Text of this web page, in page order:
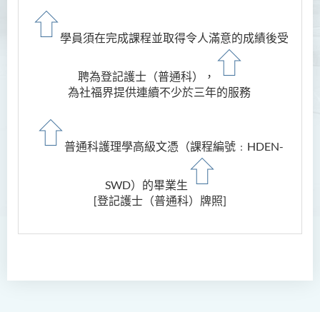
學員須在完成課程並取得令人滿意的成績後受
聘為登記護士（普通科），
為社福界提供連續不少於三年的服務
普通科護理學高級文憑（課程編號﹕HDEN-
SWD）的畢業生
[登記護士（普通科）牌照]
升學及就業前景
入學要求
學費
兼讀制)
人本服務高級文憑
配藥高級文憑 (全日制 / 兼讀
設計學高級文憑